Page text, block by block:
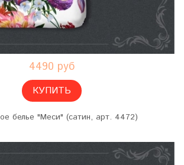
4490 руб
КУПИТЬ
белье "Меси" (сатин, арт. 4472)